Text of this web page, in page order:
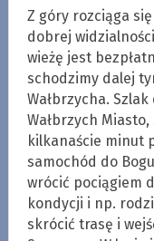
Z góry rozciąga
dobrej
wieżę jest
schodzimy dalej
Wałbrzycha.
Wałbrzych
kilkanaście minut
samochód do
wrócić pociągiem
kondycji i np.
skrócić trasę i